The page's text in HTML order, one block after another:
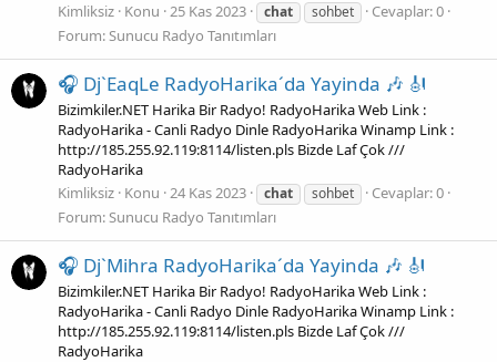
Kimliksiz Konu 25 Kas 2023 chat sohbet
Cevaplar: 0
Forum:Sunucu Radyo Tanıtımları
🎧 Dj`EaqLe RadyoHarika´da Yayinda 🎶 🎻
Bizimkiler.NET Harika Bir Radyo! RadyoHarika Web Link :
RadyoHarika - Canli Radyo Dinle RadyoHarika Winamp Link :
http://185.255.92.119:8114/listen.pls Bizde Laf Çok ///
RadyoHarika
Kimliksiz Konu 24 Kas 2023 chat sohbet
Cevaplar: 0
Forum:Sunucu Radyo Tanıtımları
🎧 Dj`Mihra RadyoHarika´da Yayinda 🎶 🎻
Bizimkiler.NET Harika Bir Radyo! RadyoHarika Web Link :
RadyoHarika - Canli Radyo Dinle RadyoHarika Winamp Link :
http://185.255.92.119:8114/listen.pls Bizde Laf Çok ///
RadyoHarika